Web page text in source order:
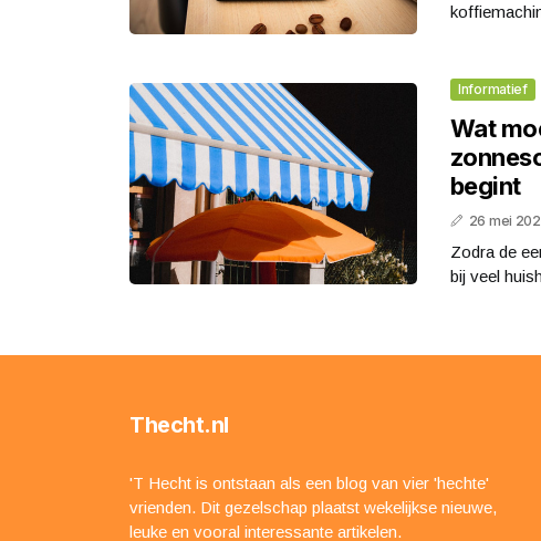
Informatief
Wat
begint
26 mei
Zodra de
bij veel
Thecht.nl
'T Hecht is ontstaan als een blog van vier 'hechte'
vrienden. Dit gezelschap plaatst wekelijkse nieuwe,
leuke en vooral interessante artikelen.